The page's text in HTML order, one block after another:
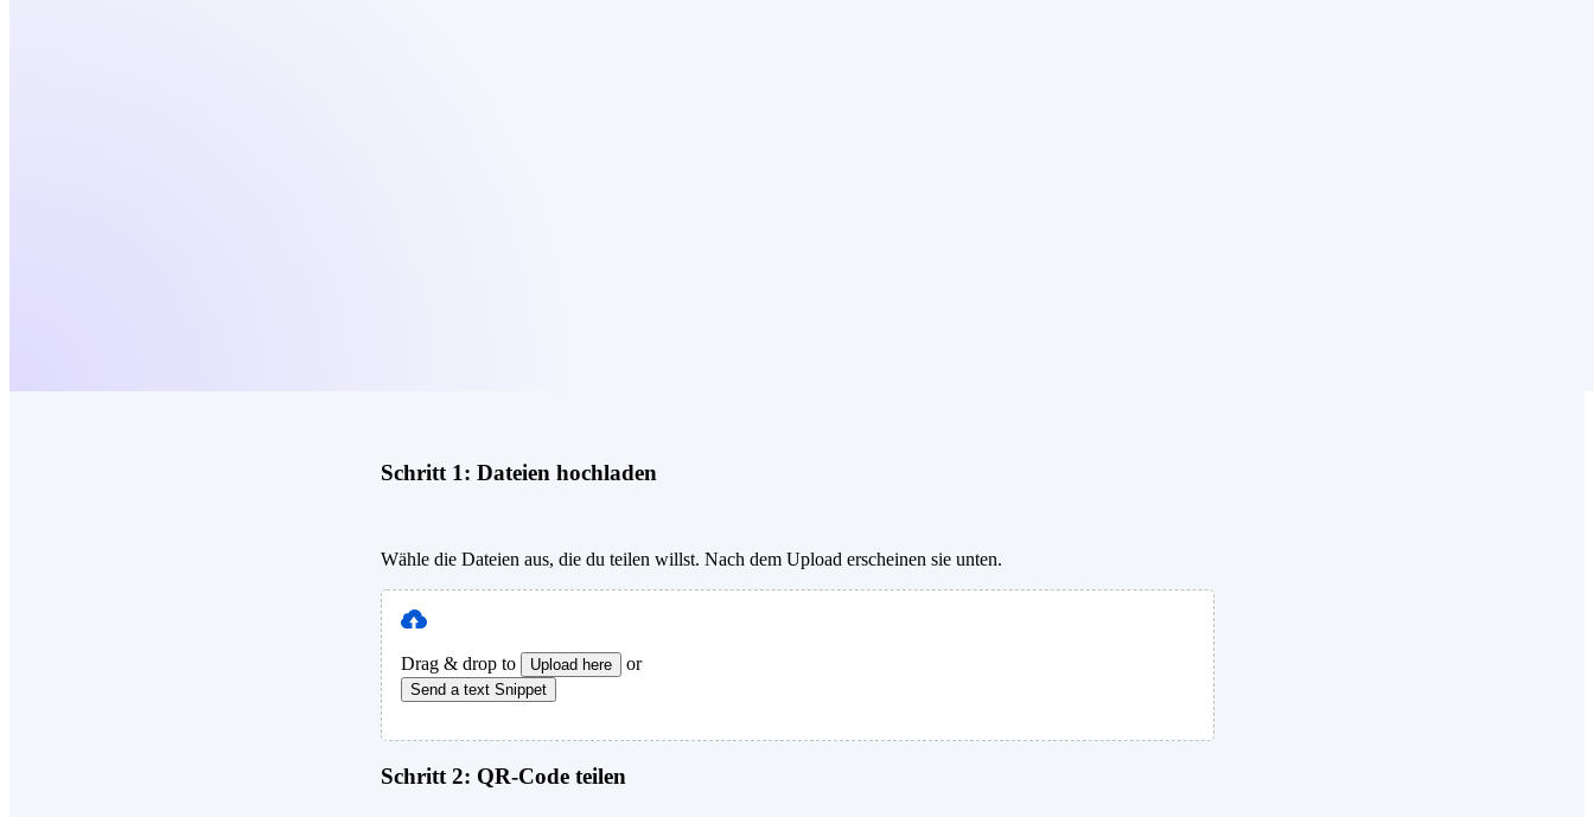
Schritt 1: Dateien hochladen
Wähle die Dateien aus, die du teilen willst. Nach dem Upload erscheinen sie unten.
Drag & drop to Upload here or
Send a text Snippet
Schritt 2: QR-Code teilen